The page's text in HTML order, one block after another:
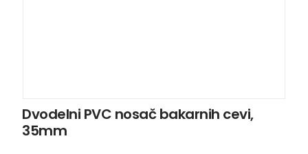
Dvodelni PVC nosač bakarnih cevi,
35mm